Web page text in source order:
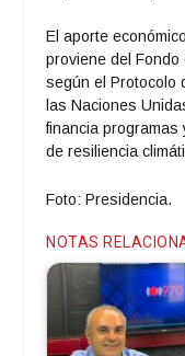
El aporte
proviene del Fondo
según el Protocolo
las Naciones
financia
de resiliencia
Foto: Presidencia.
NOTAS